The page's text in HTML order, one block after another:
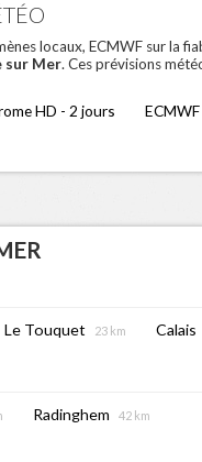
locaux, ECMWF sur la
sur Mer. Ces prévisions
HD - 2 jours
Le Touquet 23 km Calais
Radinghem 42 km